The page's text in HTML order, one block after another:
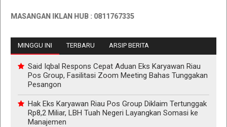
IKLAN HUB : 0811767335
MINGGU INI TERBARU ARSIP BERITA
Said Iqbal Respons Cepat Aduan Eks Karyawan Riau
Pos Group, Fasilitasi Zoom Meeting Bahas Tunggakan
Pesangon
Hak Eks Karyawan Riau Pos Group Diklaim Tertunggak
Rp8,2 Miliar, LBH Tuah Negeri Layangkan Somasi ke
Manajemen